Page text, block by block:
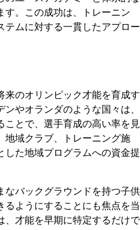
す。この成功は、トレーニン
テムに対する一貫したアプロー
来のオリンピック才能を育成す
やオランダのような国々は、
ことで、選手育成の高い率を見
地域クラブ、トレーニング施
した地域プログラムへの資金提
なバックグラウンドを持つ子供
るようにすることにも焦点を当
、才能を早期に特定するだけで